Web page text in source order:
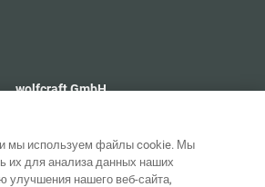
wolfcraft GmbH
Wolffstraße 1
56746 Kempenich
мы используем файлы cookie. Мы
их для анализа данных наших
улучшения нашего веб-сайта,